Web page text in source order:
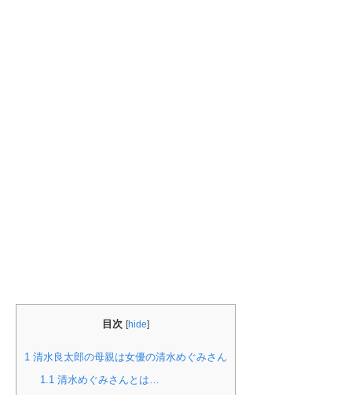
目次 [hide]
1 清水良太郎の母親は女優の清水めぐみさん
1.1 清水めぐみさんとは…